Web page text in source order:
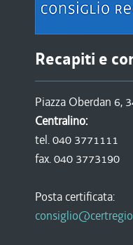
Recapiti e
Piazza Oberdan 6,
Centralino:
tel. 040 3771111
fax. 040 3773190
Posta certificata: